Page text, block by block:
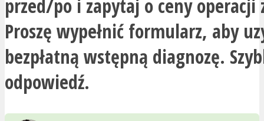
przed/po i zapytaj o ceny operacji
Proszę wypełnić formularz, aby
bezpłatną wstępną diagnozę.
odpowiedź.